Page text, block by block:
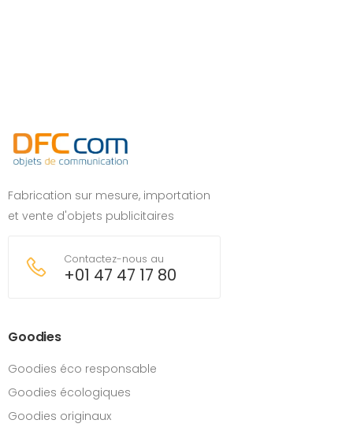
Fabrication sur mesure, importation
et vente d'objets publicitaires
Contactez-nous au
+01 47 47 17 80
Goodies
Goodies éco responsable
Goodies écologiques
Goodies originaux